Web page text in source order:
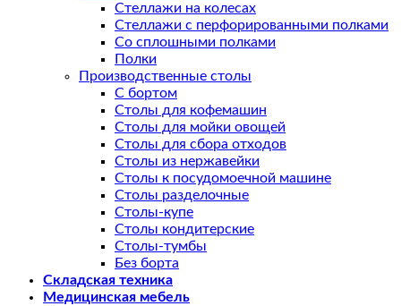
Стеллажи на колесах
Стеллажи с перфорированными полками
Со сплошными полками
Полки
Производственные столы
С бортом
Столы для кофемашин
Столы для мойки овощей
Столы для сбора отходов
Столы из нержавейки
Столы к посудомоечной машине
Столы разделочные
Столы-купе
Столы кондитерские
Столы-тумбы
Без борта
Складская техника
Медицинская мебель